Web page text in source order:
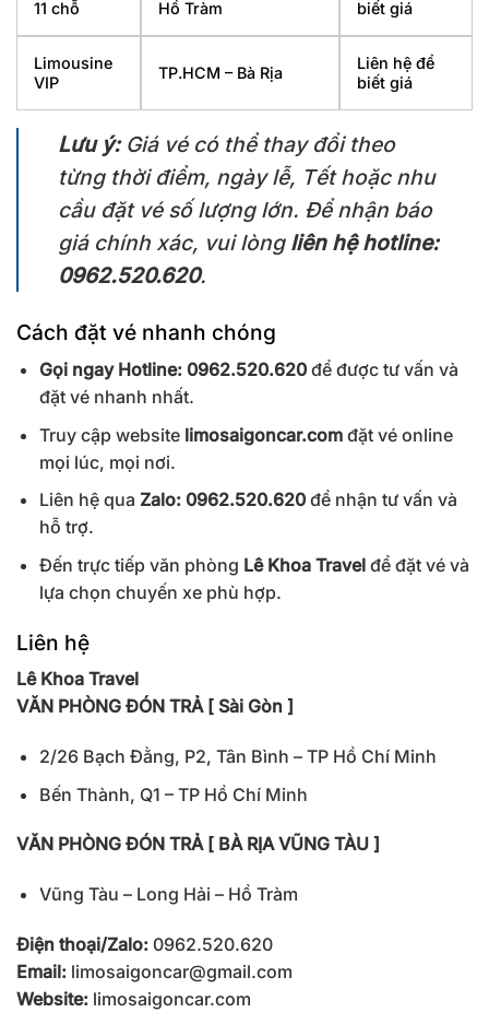
11 chỗ Hồ Tràm biết giá
Limousine
VIP
TP.HCM – Bà Rịa
Liên hệ để
biết giá
Lưu ý:Giá vé có thể thay đổi theo
từng thời điểm, ngày lễ, Tết hoặc nhu
cầu đặt vé số lượng lớn. Để nhận báo
giá chính xác, vui lòng liên hệ hotline:
0962.520.620.
Cách đặt vé nhanh chóng
Gọi ngay Hotline: 0962.520.620để được tư vấn và
đặt vé nhanh nhất.
Truy cập website limosaigoncar.comđặt vé online
mọi lúc, mọi nơi.
Liên hệ qua Zalo: 0962.520.620để nhận tư vấn và
hỗ trợ.
Đến trực tiếp văn phòng Lê Khoa Travelđể đặt vé và
lựa chọn chuyến xe phù hợp.
Liên hệ
Lê Khoa Travel
VĂN PHÒNG ĐÓN TRẢ [ Sài Gòn ]
2/26 Bạch Đằng, P2, Tân Bình – TP Hồ Chí Minh
Bến Thành, Q1 – TP Hồ Chí Minh
VĂN PHÒNG ĐÓN TRẢ [ BÀ RỊA VŨNG TÀU ]
Vũng Tàu – Long Hải – Hồ Tràm
Điện thoại/Zalo: 0962.520.620
Email: limosaigoncar@gmail.com
Website: limosaigoncar.com